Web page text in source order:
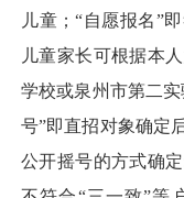
儿童；“自愿报名”
儿童家长可根据本
学校或泉州市第二
号”即直招对象确定
公开摇号的方式确